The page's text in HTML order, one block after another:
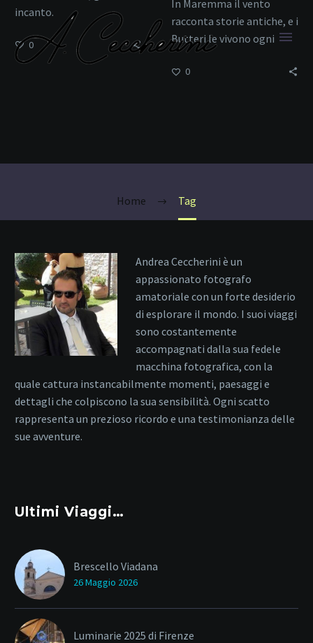
Home Tag
incanto.
0
In Maremma il vento
racconta storie antiche, e i
Butteri le vivono ogni
giorno.
0
Andrea Ceccherini è un
appassionato fotografo
amatoriale con un forte desiderio
di esplorare il mondo. I suoi viaggi
sono costantemente
accompagnati dalla sua fedele
macchina fotografica, con la
quale cattura instancabilmente momenti, paesaggi e
dettagli che colpiscono la sua sensibilità. Ogni scatto
rappresenta un prezioso ricordo e una testimonianza delle
sue avventure.
Ultimi Viaggi…
Brescello Viadana
26 Maggio 2026
Luminarie 2025 di Firenze